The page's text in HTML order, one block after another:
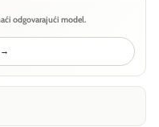
odgovarajući model.
→